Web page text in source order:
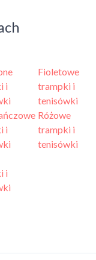
i
Fioletowe
trampki i
tenisówki
i
Różowe
trampki i
tenisówki
i